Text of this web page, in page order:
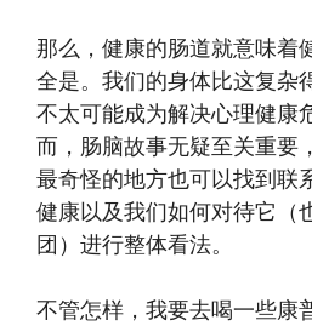
那么，健康的肠道就意味着
全是。我们的身体比这复杂
不太可能成为解决心理健康
而，肠脑故事无疑至关重要
最奇怪的地方也可以找到联
健康以及我们如何对待它（
团）进行整体看法。
不管怎样，我要去喝一些康